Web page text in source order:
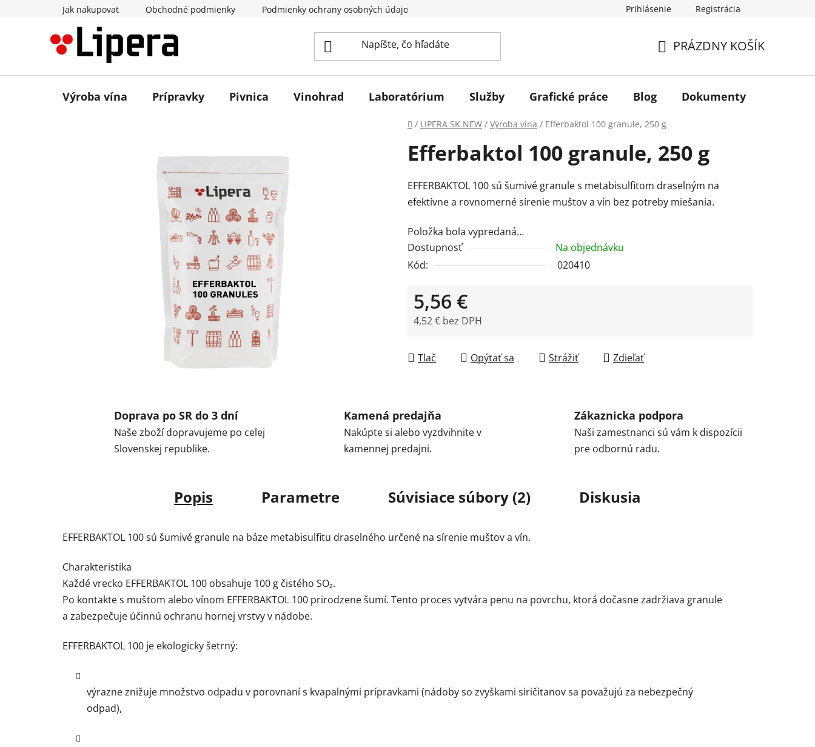
Jak nakupovat Obchodné podmienky Podmienky ochrany osobných údajov Prihlásenie Registrácia
KOŠÍK
PRÁZDNY KOŠÍK
Výroba vína Prípravky Pivnica Vinohrad Laboratórium Služby Grafické práce Blog Dokumenty
Domov
/ LIPERA SK NEW / Výroba vína / Efferbaktol 100 granule, 250 g
Efferbaktol 100 granule, 250 g
EFFERBAKTOL 100 sú šumivé granule s metabisulfitom draselným na
efektívne a rovnomerné sírenie muštov a vín bez potreby miešania.
Položka bola vypredaná…
Dostupnosť
Na objednávku
Kód:
020410
5,56 €
4,52 € bez DPH
Tlač
Opýtať sa Strážiť Zdieľať
Doprava po SR do 3 dní
Naše zboží dopravujeme po celej
Slovenskej republike.
Kamená predajňa
Nakúpte si alebo vyzdvihnite v
kamennej predajni.
Zákaznicka podpora
Naši zamestnanci sú vám k dispozícii
pre odbornú radu.
Popis Parametre Súvisiace súbory (2) Diskusia
EFFERBAKTOL 100 sú šumivé granule na báze metabisulfitu draselného určené na sírenie muštov a vín.
Charakteristika
Každé vrecko EFFERBAKTOL 100 obsahuje 100 g čistého SO₂.
Po kontakte s muštom alebo vínom EFFERBAKTOL 100 prirodzene šumí. Tento proces vytvára penu na povrchu, ktorá dočasne zadržiava granule
a zabezpečuje účinnú ochranu hornej vrstvy v nádobe.
EFFERBAKTOL 100 je ekologicky šetrný:
výrazne znižuje množstvo odpadu v porovnaní s kvapalnými prípravkami (nádoby so zvyškami siričitanov sa považujú za nebezpečný
odpad),